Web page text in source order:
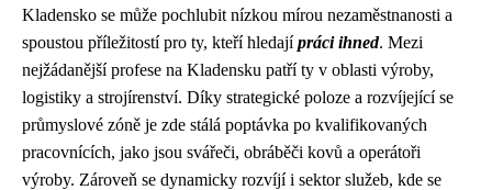
Kladensko se může pochlubit nízkou mírou nezaměstnanosti a
spoustou příležitostí pro ty, kteří hledajípráci ihned. Mezi
nejžádanější profese na Kladensku patří ty v oblasti výroby,
logistiky a strojírenství. Díky strategické poloze a rozvíjející se
průmyslové zóně je zde stálá poptávka po kvalifikovaných
pracovnících, jako jsou svářeči, obráběči kovů a operátoři
výroby. Zároveň se dynamicky rozvíjí i sektor služeb, kde se